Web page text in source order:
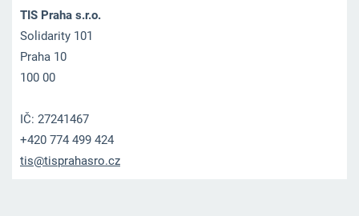
TIS Praha s.r.o.
Solidarity 101
Praha 10
100 00
IČ: 27241467
+420 774 499 424
tis@tisprahasro.cz